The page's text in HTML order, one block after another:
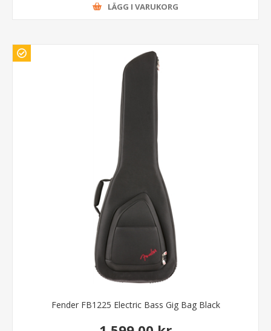
LÄGG I VARUKORG
Fender FB1225 Electric Bass Gig Bag Black